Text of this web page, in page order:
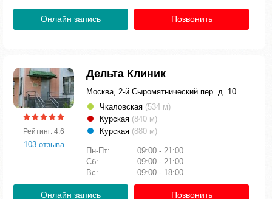
Онлайн запись Позвонить
Рейтинг: 4.6
103 отзыва
Дельта Клиник
Москва, 2-й Сыромятнический пер. д. 10
Чкаловская (534 м)
Курская (840 м)
Курская (880 м)
Пн-Пт:
09:00 - 21:00
Сб:
09:00 - 21:00
Вс:
09:00 - 18:00
Онлайн запись Позвонить